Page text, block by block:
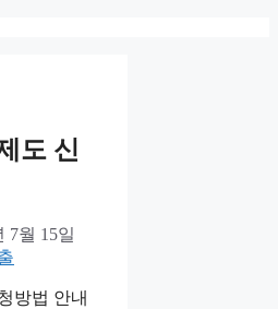
도 신
7월 15일
방법 안내